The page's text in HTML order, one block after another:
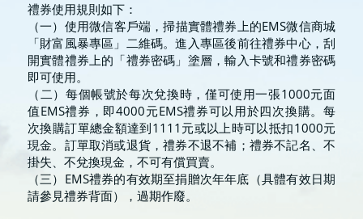
禮券使用規則如下：
（一）使用微信客戶端，掃描實體禮券上的EMS微信商城
「財富風暴專區」二維碼。進入專區後前往禮券中心，刮
開實體禮券上的「禮券密碼」塗層，輸入卡號和禮券密碼
即可使用。
（二）每個帳號於每次兌換時，僅可使用一張1000元面
值EMS禮券，即4000元EMS禮券可以用於四次換購。每
次換購訂單總金額達到1111元或以上時可以抵扣1000元
現金。訂單取消或退貨，禮券不退不補；禮券不記名、不
掛失、不兌換現金，不可有償買賣。
（三）EMS禮券的有效期至捐贈次年年底（具體有效日期
請參見禮券背面），過期作廢。